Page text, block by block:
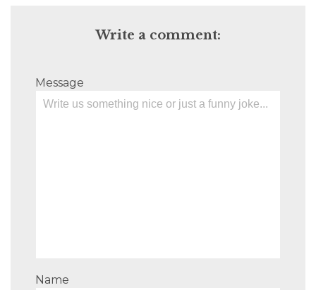
Write a comment:
Message
Name